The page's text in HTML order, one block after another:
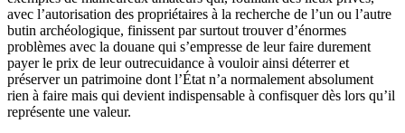
avec l’autorisation des propriétaires à la recherche de l’un ou l’autre
butin archéologique, finissent par surtout trouver d’énormes
problèmes avec la douane qui s’empresse de leur faire durement
payer le prix de leur outrecuidance à vouloir ainsi déterrer et
préserver un patrimoine dont l’État n’a normalement absolument
rien à faire mais qui devient indispensable à confisquer dès lors qu’il
représente une valeur.